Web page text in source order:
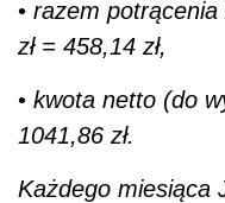
• razem potrącenia
zł = 458,14 zł,
• kwota netto (do
1041,86 zł.
Każdego miesiąca